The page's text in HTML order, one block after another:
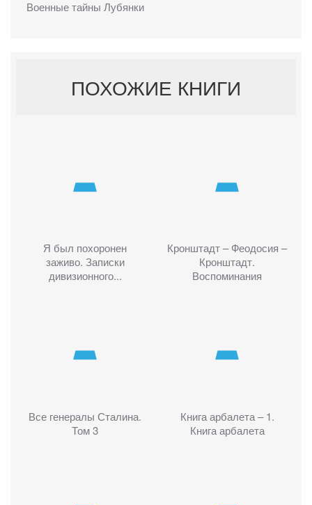
Военные тайны Лубянки
ПОХОЖИЕ КНИГИ
Я был похоронен
заживо. Записки
дивизионного...
Кронштадт – Феодосия –
Кронштадт.
Воспоминания
Все генералы Сталина.
Том 3
Книга арбалета – 1.
Книга арбалета